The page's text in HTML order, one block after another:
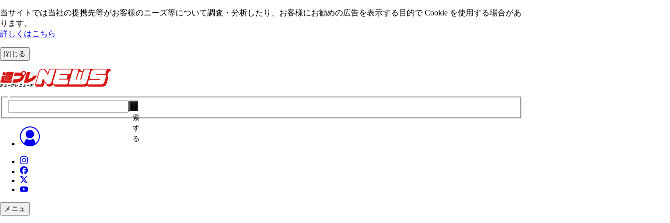
当サイトでは当社の提携先等がお客様のニーズ等について調査・分析したり、お客様にお勧めの広告を表⽰する⽬的で Cookie を使⽤する場合があ
ります。
詳しくはこちら
閉じる
索
す
る
メニュ